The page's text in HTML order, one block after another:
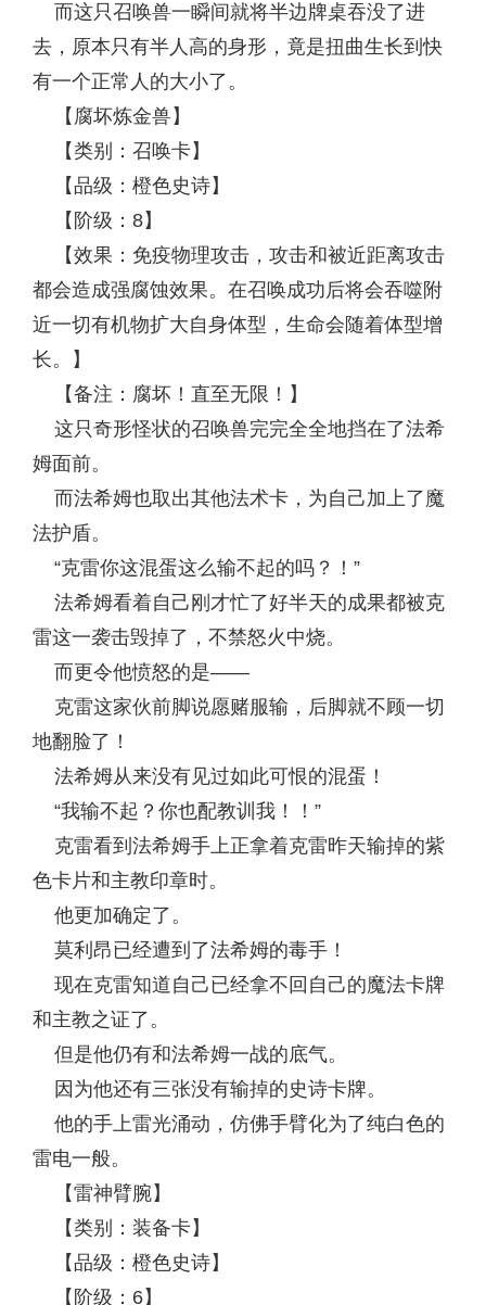
而这只召唤兽一瞬间就将半边牌桌吞没了进
去，原本只有半人高的身形，竟是扭曲生长到快
有一个正常人的大小了。
【腐坏炼金兽】
【类别：召唤卡】
【品级：橙色史诗】
【阶级：8】
【效果：免疫物理攻击，攻击和被近距离攻击
都会造成强腐蚀效果。在召唤成功后将会吞噬附
近一切有机物扩大自身体型，生命会随着体型增
长。】
【备注：腐坏！直至无限！】
这只奇形怪状的召唤兽完完全全地挡在了法希
姆面前。
而法希姆也取出其他法术卡，为自己加上了魔
法护盾。
“克雷你这混蛋这么输不起的吗？！”
法希姆看着自己刚才忙了好半天的成果都被克
雷这一袭击毁掉了，不禁怒火中烧。
而更令他愤怒的是——
克雷这家伙前脚说愿赌服输，后脚就不顾一切
地翻脸了！
法希姆从来没有见过如此可恨的混蛋！
“我输不起？你也配教训我！！”
克雷看到法希姆手上正拿着克雷昨天输掉的紫
色卡片和主教印章时。
他更加确定了。
莫利昂已经遭到了法希姆的毒手！
现在克雷知道自己已经拿不回自己的魔法卡牌
和主教之证了。
但是他仍有和法希姆一战的底气。
因为他还有三张没有输掉的史诗卡牌。
他的手上雷光涌动，仿佛手臂化为了纯白色的
雷电一般。
【雷神臂腕】
【类别：装备卡】
【品级：橙色史诗】
【阶级：6】